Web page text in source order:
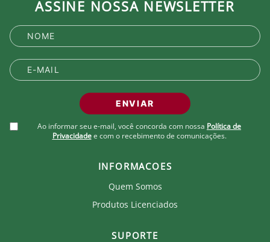
ASSINE NOSSA NEWSLETTER
ENVIAR
Ao informar seu e-mail, você concorda com nossa Política de
Privacidade e com o recebimento de comunicações.
INFORMACOES
Quem Somos
Produtos Licenciados
SUPORTE